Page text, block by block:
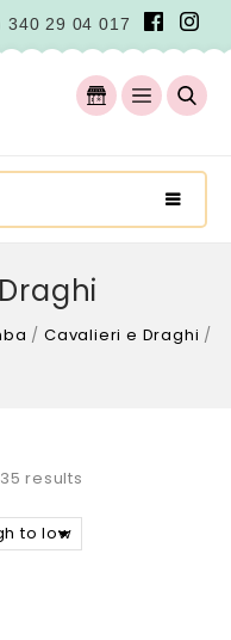
340 29 04 017
/ Cavalieri e Draghi /
results
to low